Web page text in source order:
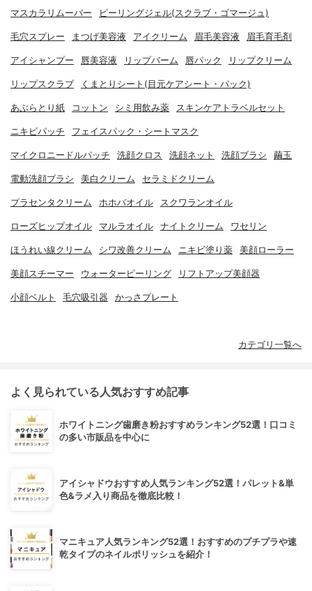
マスカラリムーバー ピーリングジェル(スクラブ・ゴマージュ)
毛穴スプレー まつげ美容液 アイクリーム 眉毛美容液 眉毛育毛剤
アイシャンプー 唇美容液 リップバーム 唇パック リップクリーム
リップスクラブ くまとりシート(目元ケアシート・パック)
あぶらとり紙 コットン シミ用飲み薬 スキンケアトラベルセット
ニキビパッチ フェイスパック・シートマスク
マイクロニードルパッチ 洗顔クロス 洗顔ネット 洗顔ブラシ 繭玉
電動洗顔ブラシ 美白クリーム セラミドクリーム
プラセンタクリーム ホホバオイル スクワランオイル
ローズヒップオイル マルラオイル ナイトクリーム ワセリン
ほうれい線クリーム シワ改善クリーム ニキビ塗り薬 美顔ローラー
美顔スチーマー ウォーターピーリング リフトアップ美顔器
小顔ベルト 毛穴吸引器 かっさプレート
カテゴリ一覧へ
よく見られている人気おすすめ記事
ホワイトニング歯磨き粉おすすめランキング52選！口コミ
の多い市販品を中心に
アイシャドウおすすめ人気ランキング52選！パレット&単
色&ラメ入り商品を徹底比較！
マニキュア人気ランキング52選！おすすめのプチプラや速
乾タイプのネイルポリッシュを紹介！